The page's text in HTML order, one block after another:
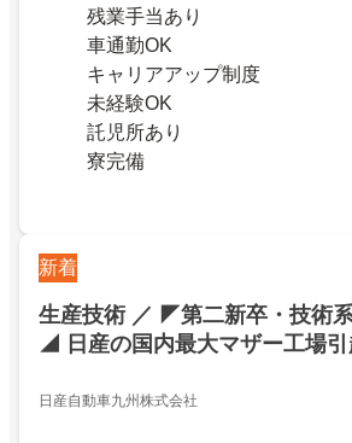
残業手当あり
車通勤OK
キャリアアップ制度
未経験OK
託児所あり
寮完備
新着
生産技術 ／ ◤第二新卒・技術
◢ 日産の国内最大マザー工場
日産自動車九州株式会社